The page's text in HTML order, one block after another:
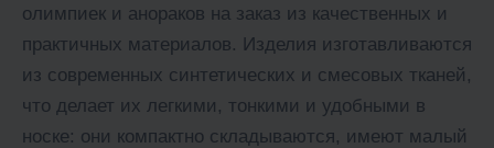
олимпиек и анораков на заказ из качественных и
практичных материалов. Изделия изготавливаются
из современных синтетических и смесовых тканей,
что делает их легкими, тонкими и удобными в
носке: они компактно складываются, имеют малый